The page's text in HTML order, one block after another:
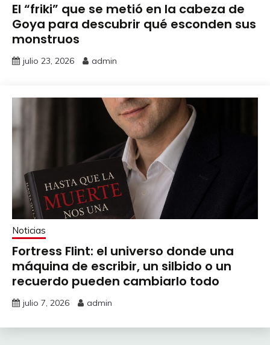
El “friki” que se metió en la cabeza de
Goya para descubrir qué esconden sus
monstruos
julio 23, 2026 admin
Noticias
Fortress Flint: el universo donde una
máquina de escribir, un silbido o un
recuerdo pueden cambiarlo todo
julio 7, 2026 admin